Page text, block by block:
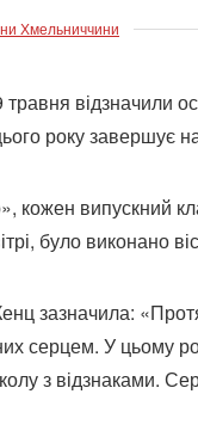
Хмельниччини
відзначили
року завершує
кожен випускний
було виконано
зазначила:
серцем. У цьому
з відзнаками.